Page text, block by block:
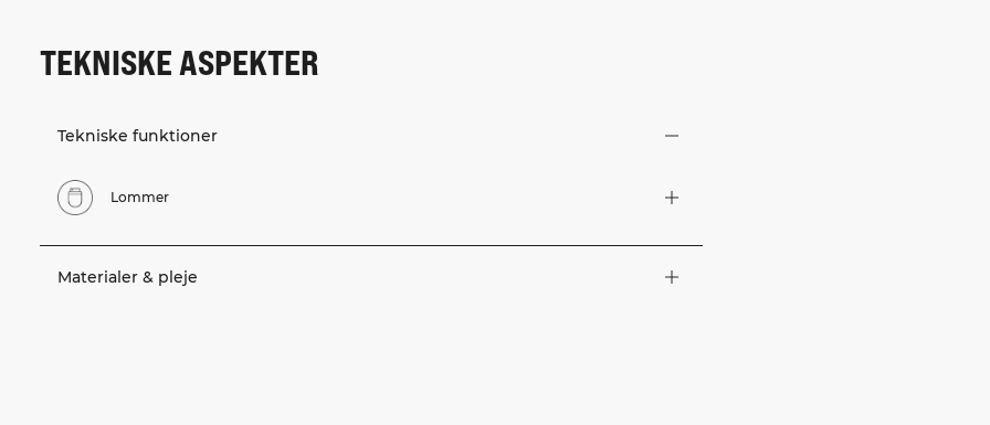
TEKNISKE ASPEKTER
Tekniske funktioner
Lommer
Materialer & pleje